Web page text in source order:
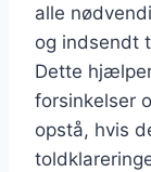
alle
og indsendt
Dette
forsinkelser
opstå, hvis